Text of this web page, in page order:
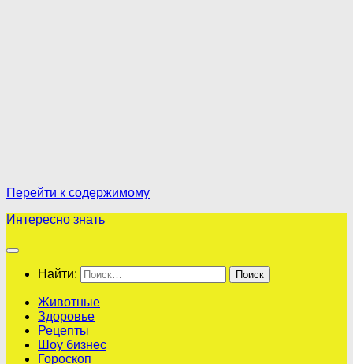
Перейти к содержимому
Интересно знать
Найти:
Животные
Здоровье
Рецепты
Шоу бизнес
Гороскоп